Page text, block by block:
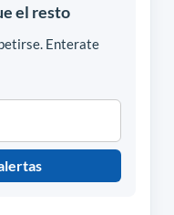
el resto
Enterate